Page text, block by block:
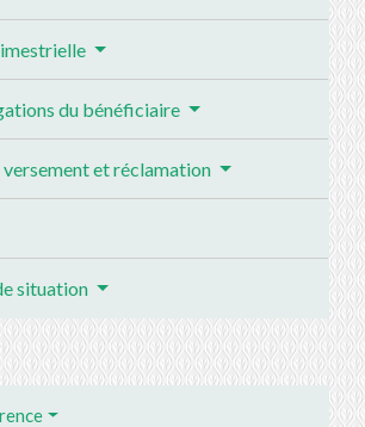
du bénéficiaire
versement et réclamation
situation